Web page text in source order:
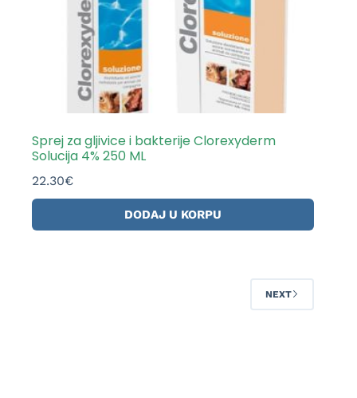
Sprej za gljivice i bakterije Clorexyderm
Solucija 4% 250 ML
22.30€
DODAJ U KORPU
NEXT